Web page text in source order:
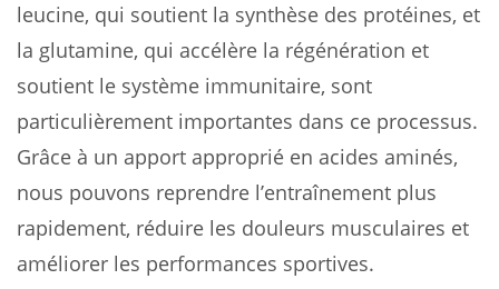
leucine, qui soutient la synthèse des protéines, et
la glutamine, qui accélère la régénération et
soutient le système immunitaire, sont
particulièrement importantes dans ce processus.
Grâce à un apport approprié en acides aminés,
nous pouvons reprendre l’entraînement plus
rapidement, réduire les douleurs musculaires et
améliorer les performances sportives.